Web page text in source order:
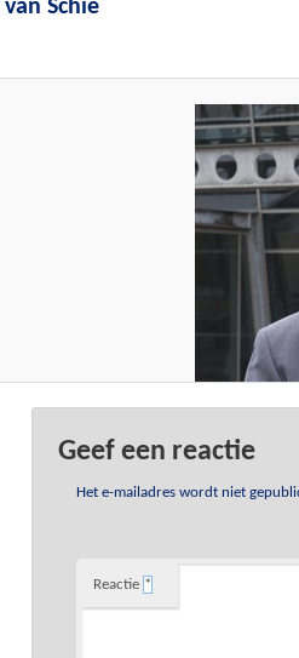
Schie
Geef een reactie
Het e-mailadres wordt niet
Reactie *